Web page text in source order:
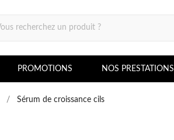
PROMOTIONS NOS PRESTATIONS
Sérum de croissance cils